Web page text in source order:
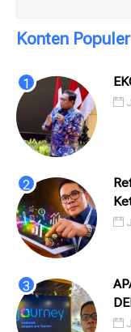
Konten Populer